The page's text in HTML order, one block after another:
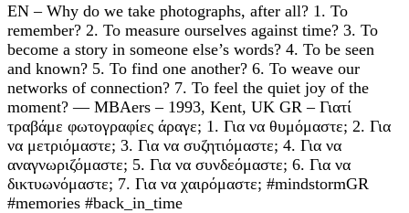
EN – Why do we take photographs, after all? 1. To
remember? 2. To measure ourselves against time? 3. To
become a story in someone else’s words? 4. To be seen
and known? 5. To find one another? 6. To weave our
networks of connection? 7. To feel the quiet joy of the
moment? — MBAers – 1993, Kent, UK GR – Γιατί
τραβάμε φωτογραφίες άραγε; 1. Για να θυμόμαστε; 2. Για
να μετριόμαστε; 3. Για να συζητιόμαστε; 4. Για να
αναγνωριζόμαστε; 5. Για να συνδεόμαστε; 6. Για να
δικτυωνόμαστε; 7. Για να χαιρόμαστε; #mindstormGR
#memories #back_in_time